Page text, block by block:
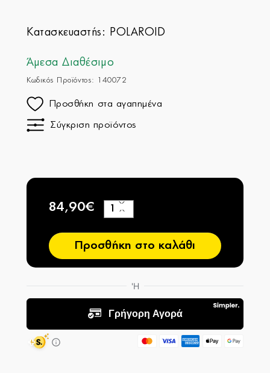
Κατασκευαστής: POLAROID
Άμεσα Διαθέσιμο
Κωδικός Προϊόντος: 140072
Προσθήκη στα αγαπημένα
Σύγκριση προϊόντος
84,90€
−
+
Προσθήκη στο καλάθι